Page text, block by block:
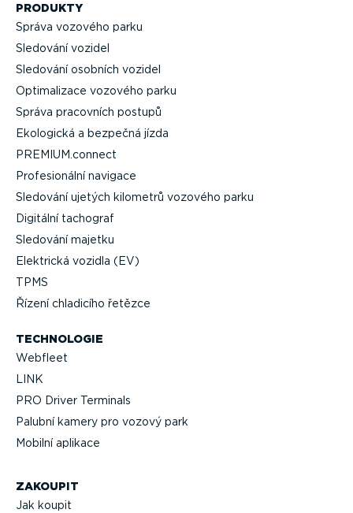
PRODUKTY
Správa vozového parku
Sledování vozidel
Sledování osobních vozidel
Optima­lizace vozového parku
Správa pracovních postupů
Ekologická a bezpečná jízda
PREMIUM.connect
Profe­si­o­nální navigace
Sledování ujetých kilometrů vozového parku
Digitální tachograf
Sledování majetku
Elektrická vozidla (EV)
TPMS
Řízení chladicího řetězce
TECHNOLOGIE
Webfleet
LINK
PRO Driver Terminals
Palubní kamery pro vozový park
Mobilní aplikace
ZAKOUPIT
Jak koupit